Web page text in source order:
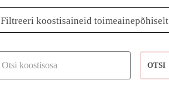
Filtreeri koostisaineid toimeainepõhiselt
OTSI